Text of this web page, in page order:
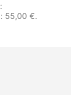
55,00 €.